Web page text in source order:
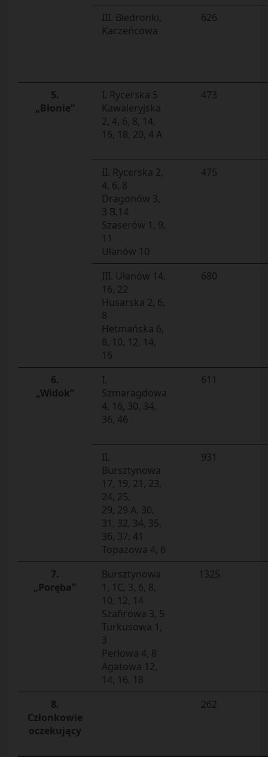
III. Biedronki,
Kaczeńcowa
626
5.
„Błonie”
I. Rycerska 5
Kawaleryjska
2, 4, 6, 8, 14,
16, 18, 20, 4 A
473
II. Rycerska 2,
4, 6, 8
Dragonów 3,
3 B,14
Szaserów 1, 9,
11
Ułanów 10
475
III. Ułanów 14,
16, 22
Husarska 2, 6,
8
Hetmańska 6,
8, 10, 12, 14,
16
680
6.
„Widok”
I.
Szmaragdowa
4, 16, 30, 34,
36, 46
611
II.
Bursztynowa
17, 19, 21, 23,
24, 25,
29, 29 A, 30,
31, 32, 34, 35,
36, 37, 41
Topazowa 4, 6
931
7.
„Poręba”
Bursztynowa
1, 1C, 3, 6, 8,
10, 12, 14
Szafirowa 3, 5
Turkusowa 1,
3
Perłowa 4, 8
Agatowa 12,
14, 16, 18
1325
8.
Członkowie
oczekujący
262